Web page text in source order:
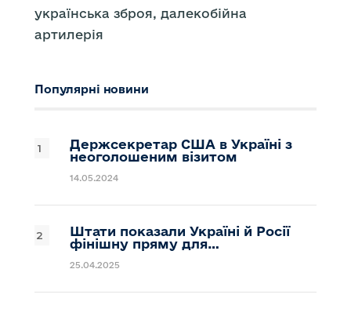
українська зброя, далекобійна
артилерія
Популярні новини
Держсекретар США в Україні з
неоголошеним візитом
14.05.2024
Штати показали Україні й Росії
фінішну пряму для…
25.04.2025